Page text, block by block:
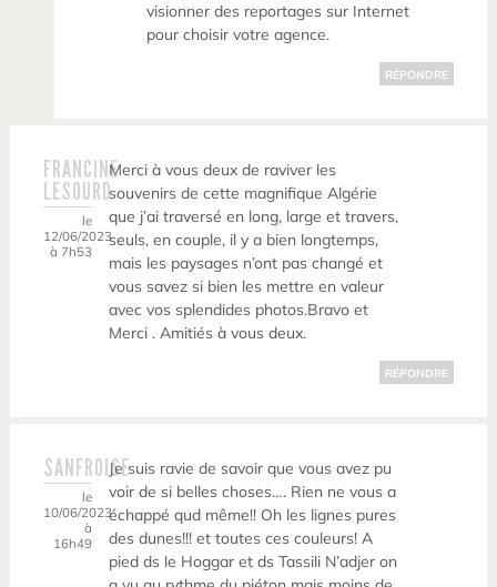
visionner des reportages sur Internet
pour choisir votre agence.
RÉPONDRE
FRANCINE
LESOURD
le
12/06/2023
à 7h53
Merci à vous deux de raviver les
souvenirs de cette magnifique Algérie
que j’ai traversé en long, large et travers,
seuls, en couple, il y a bien longtemps,
mais les paysages n’ont pas changé et
vous savez si bien les mettre en valeur
avec vos splendides photos.Bravo et
Merci . Amitiés à vous deux.
RÉPONDRE
SANFROISE
le
10/06/2023
à
16h49
Je suis ravie de savoir que vous avez pu
voir de si belles choses…. Rien ne vous a
échappé qud même!! Oh les lignes pures
des dunes!!! et toutes ces couleurs! A
pied ds le Hoggar et ds Tassili N’adjer on